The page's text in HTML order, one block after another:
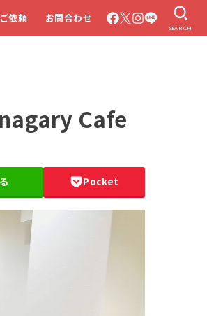
依頼 お問合わせ
SEARCH
Cafe
Pocket